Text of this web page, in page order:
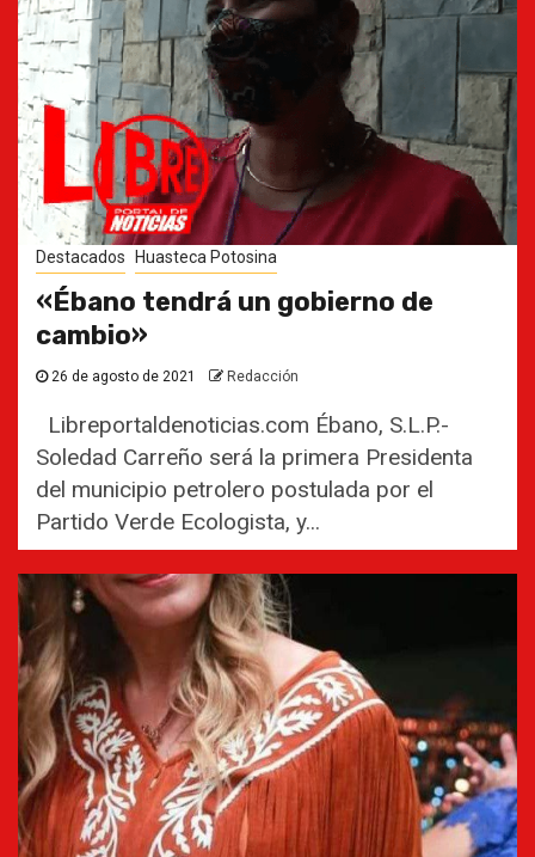
Destacados Huasteca Potosina
«Ébano tendrá un gobierno de
cambio»
26 de agosto de 2021 Redacción
Libreportaldenoticias.com Ébano, S.L.P.-
Soledad Carreño será la primera Presidenta
del municipio petrolero postulada por el
Partido Verde Ecologista, y...